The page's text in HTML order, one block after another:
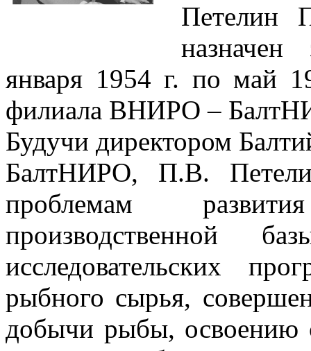
Петелин
назначен
января 1954 г. по май
филиала ВНИРО –
Будучи директором
БалтНИРО, П.В.
проблемам
производственной
исследовательских
рыбного сырья,
добычи рыбы, освоению